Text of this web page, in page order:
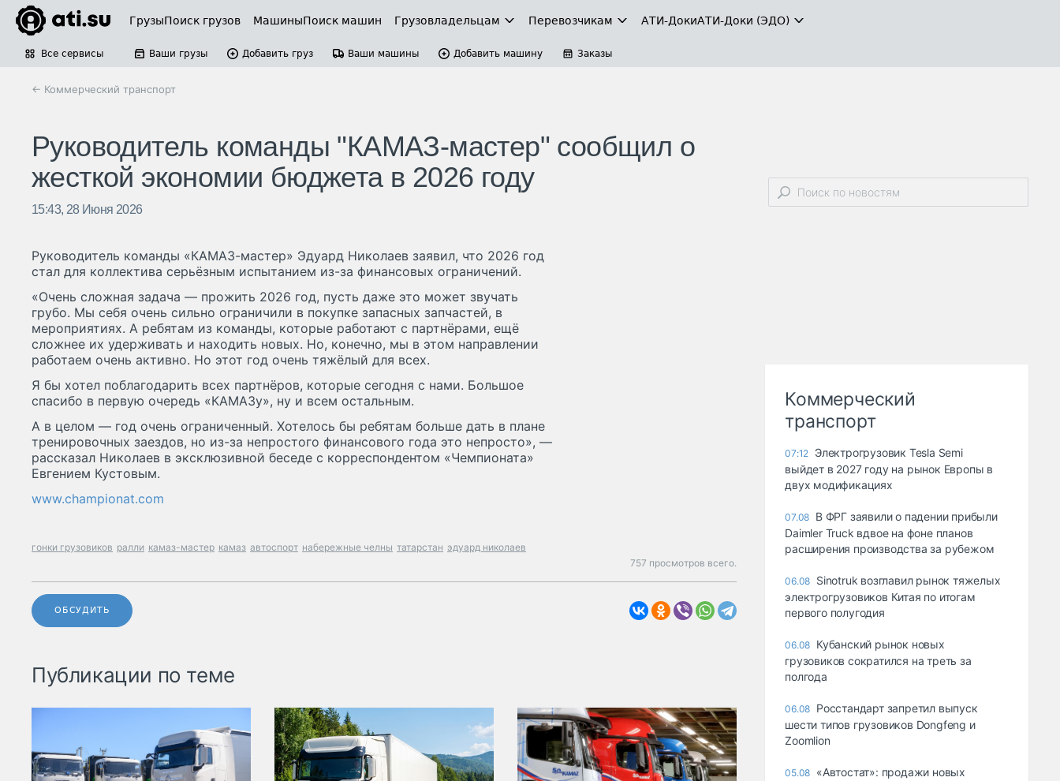
ГрузыПоиск грузов МашиныПоиск машин Грузовладельцам Перевозчикам АТИ-ДокиАТИ-Доки (ЭДО)
Все сервисы Ваши грузы Добавить груз Ваши машины Добавить машину Заказы
← Коммерческий транспорт
Руководитель команды "КАМАЗ-мастер" сообщил о
жесткой экономии бюджета в 2026 году
15:43, 28 Июня 2026
Руководитель команды «КАМАЗ-мастер» Эдуард Николаев заявил, что 2026 год
стал для коллектива серьёзным испытанием из-за финансовых ограничений.
«Очень сложная задача — прожить 2026 год, пусть даже это может звучать
грубо. Мы себя очень сильно ограничили в покупке запасных запчастей, в
мероприятиях. А ребятам из команды, которые работают с партнёрами, ещё
сложнее их удерживать и находить новых. Но, конечно, мы в этом направлении
работаем очень активно. Но этот год очень тяжёлый для всех.
Я бы хотел поблагодарить всех партнёров, которые сегодня с нами. Большое
спасибо в первую очередь «КАМАЗу», ну и всем остальным.
А в целом — год очень ограниченный. Хотелось бы ребятам больше дать в плане
тренировочных заездов, но из-за непростого финансового года это непросто», —
рассказал Николаев в эксклюзивной беседе с корреспондентом «Чемпионата»
Евгением Кустовым.
www.championat.com
гонки грузовиков ралли камаз-мастер камаз автоспорт набережные челны татарстан эдуард николаев
757 просмотров всего.
ОБСУДИТЬ
Публикации по теме
Коммерческий
транспорт
07:12 Электрогрузовик Tesla Semi
выйдет в 2027 году на рынок Европы в
двух модификациях
07.08 В ФРГ заявили о падении прибыли
Daimler Truck вдвое на фоне планов
расширения производства за рубежом
06.08 Sinotruk возглавил рынок тяжелых
электрогрузовиков Китая по итогам
первого полугодия
06.08 Кубанский рынок новых
грузовиков сократился на треть за
полгода
06.08 Росстандарт запретил выпуск
шести типов грузовиков Dongfeng и
Zoomlion
05.08 «Автостат»: продажи новых